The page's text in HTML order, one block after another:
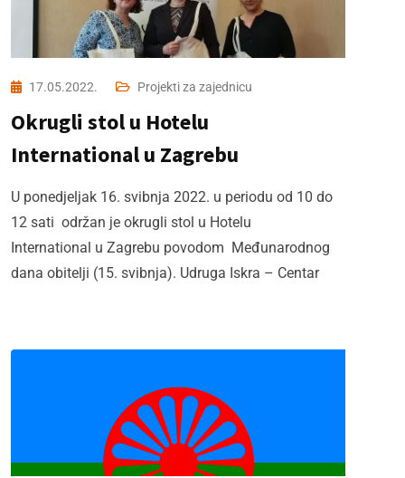
17.05.2022. Projekti za zajednicu
Okrugli stol u Hotelu
International u Zagrebu
U ponedjeljak 16. svibnja 2022. u periodu od 10 do
12 sati održan je okrugli stol u Hotelu
International u Zagrebu povodom Međunarodnog
dana obitelji (15. svibnja). Udruga Iskra – Centar